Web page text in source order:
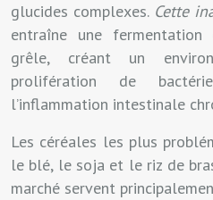
glucides complexes. Cette
entraîne une fermentation
grêle, créant un
prolifération de
l’inflammation intestinale
Les céréales les plus
le blé, le soja et le riz de
marché servent